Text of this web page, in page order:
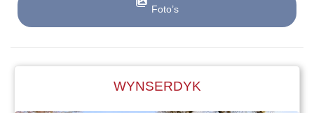
Foto’s
WYNSERDYK